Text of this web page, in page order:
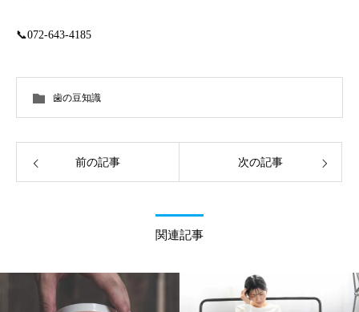
📞072-643-4185
歯の豆知識
前の記事 次の記事
関連記事